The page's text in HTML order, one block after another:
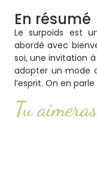
En résumé
Le surpoids est
abordé avec
soi, une invitation
adopter un mode
l’esprit. On en parle
Tu